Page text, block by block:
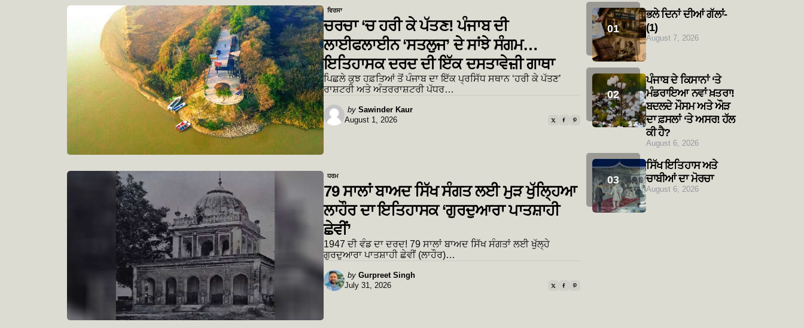
ਵਿਰਸਾ
ਚਰਚਾ ‘ਚ ਹਰੀ ਕੇ ਪੱਤਣ! ਪੰਜਾਬ ਦੀ
ਲਾਈਫਲਾਈਨ ‘ਸਤਲੁਜ’ ਦੇ ਸਾਂਝੇ ਸੰਗਮ…
ਇਤਿਹਾਸਕ ਦਰਦ ਦੀ ਇੱਕ ਦਸਤਾਵੇਜ਼ੀ ਗਾਥਾ
ਪਿਛਲੇ ਕੁਝ ਹਫ਼ਤਿਆਂ ਤੋਂ ਪੰਜਾਬ ਦਾ ਇੱਕ ਪ੍ਰਸਿੱਧ ਸਥਾਨ ‘ਹਰੀ ਕੇ ਪੱਤਣ’
ਰਾਸ਼ਟਰੀ ਅਤੇ ਅੰਤਰਰਾਸ਼ਟਰੀ ਪੱਧਰ…
Posted
by
by Sawinder Kaur
August 1, 2026
ਧਰਮ
79 ਸਾਲਾਂ ਬਾਅਦ ਸਿੱਖ ਸੰਗਤ ਲਈ ਮੁੜ ਖੁੱਲ੍ਹਿਆ
ਲਾਹੌਰ ਦਾ ਇਤਿਹਾਸਕ ‘ਗੁਰਦੁਆਰਾ ਪਾਤਸ਼ਾਹੀ
ਛੇਵੀਂ’
1947 ਦੀ ਵੰਡ ਦਾ ਦਰਦ! 79 ਸਾਲਾਂ ਬਾਅਦ ਸਿੱਖ ਸੰਗਤਾਂ ਲਈ ਖੁੱਲ੍ਹੇ
ਗੁਰਦੁਆਰਾ ਪਾਤਸ਼ਾਹੀ ਛੇਵੀਂ (ਲਾਹੌਰ)…
Posted
by
by Gurpreet Singh
July 31, 2026
ਭਲੇ ਦਿਨਾਂ ਦੀਆਂ ਗੱਲਾਂ-
(1)
August 7, 2026
ਪੰਜਾਬ ਦੇ ਕਿਸਾਨਾਂ ‘ਤੇ
ਮੰਡਰਾਇਆ ਨਵਾਂ ਖ਼ਤਰਾ!
ਬਦਲਦੇ ਮੌਸਮ ਅਤੇ ਔੜ
ਦਾ ਫ਼ਸਲਾਂ ‘ਤੇ ਅਸਰ! ਹੱਲ
ਕੀ ਹੈ?
August 6, 2026
ਸਿੱਖ ਇਤਿਹਾਸ ਅਤੇ
ਚਾਬੀਆਂ ਦਾ ਮੋਰਚਾ
August 6, 2026